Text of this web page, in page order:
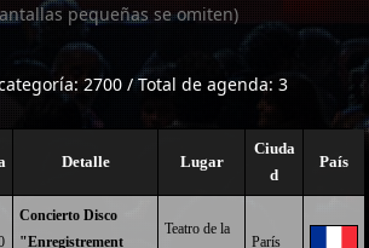
pequeñas se omiten)
2700 / Total de agenda: 3
Detalle Lugar
Ciuda
d
País
Concierto Disco
"Enregistrement
Teatro de la
París